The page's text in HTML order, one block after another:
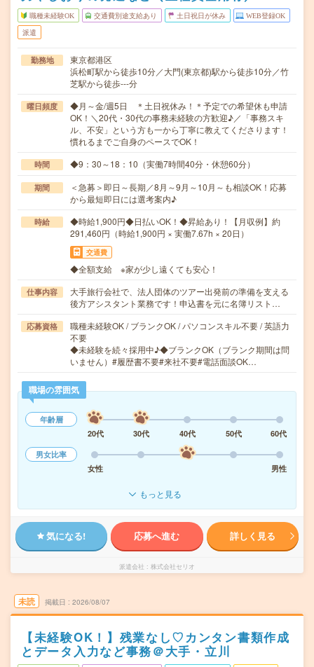
職種未経験OK 交通費別途支給あり 土日祝日が休み WEB登録OK
派遣
勤務地
東京都港区
浜松町駅から徒歩10分／大門(東京都)駅から徒歩10分／竹
芝駅から徒歩---分
曜日頻度
◆月～金/週5日 ＊土日祝休み！＊予定での希望休も申請
OK！＼20代・30代の事務未経験の方歓迎♪／「事務スキ
ル、不安」という方も一から丁寧に教えてくださります！
慣れるまでご自身のペースでOK！
時間 ◆9：30～18：10（実働7時間40分・休憩60分）
期間
＜急募＞即日～長期／8月～9月～10月～も相談OK！応募
から最短即日には選考案内♪
時給
◆時給1,900円◆日払いOK！◆昇給あり！【月収例】約
291,460円（時給1,900円 × 実働7.67h × 20日）
交通費
◆全額支給 ※家が少し遠くても安心！
仕事内容
大手旅行会社で、法人団体のツアー出発前の準備を支える
後方アシスタント業務です！申込書を元に名簿リスト…
応募資格
職種未経験OK / ブランクOK / パソコンスキル不要 / 英語力
不要
◆未経験を続々採用中♪◆ブランクOK（ブランク期間は問
いません）#履歴書不要#来社不要#電話面談OK…
職場の雰囲気
年齢層
20代
30代 40代 50代
60代
男女比率
女性
男性
もっと見る
気になる! 応募へ進む 詳しく見る
派遣会社 株式会社セリオ
未読 掲載日 2026/08/07
【未経験OK！】残業なし♡カンタン書類作成
とデータ入力など事務＠大手・立川